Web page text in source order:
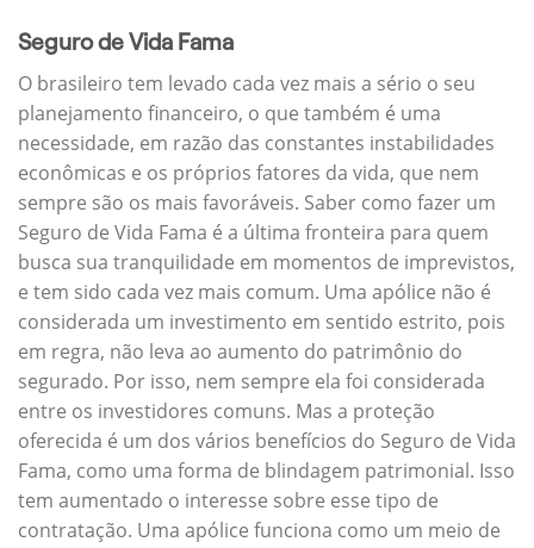
Seguro de Vida Fama
O brasileiro tem levado cada vez mais a sério o seu
planejamento financeiro, o que também é uma
necessidade, em razão das constantes instabilidades
econômicas e os próprios fatores da vida, que nem
sempre são os mais favoráveis. Saber como fazer um
Seguro de Vida Fama é a última fronteira para quem
busca sua tranquilidade em momentos de imprevistos,
e tem sido cada vez mais comum. Uma apólice não é
considerada um investimento em sentido estrito, pois
em regra, não leva ao aumento do patrimônio do
segurado. Por isso, nem sempre ela foi considerada
entre os investidores comuns. Mas a proteção
oferecida é um dos vários benefícios do Seguro de Vida
Fama, como uma forma de blindagem patrimonial. Isso
tem aumentado o interesse sobre esse tipo de
contratação. Uma apólice funciona como um meio de